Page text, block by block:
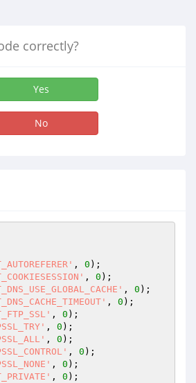
correctly?
Yes
No
, 0 );
, 0 );
, 0 );
, 0 );
, 0 );
, 0 );
, 0 );
, 0 );
, 0 );
, 0 );